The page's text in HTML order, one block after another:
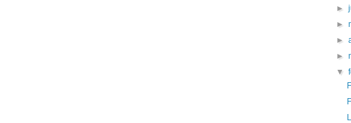
►
►
►
►
▼